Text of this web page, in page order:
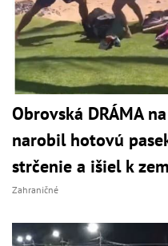
Obrovská DRÁMA
narobil hotovú
strčenie a išiel k
Zahraničné